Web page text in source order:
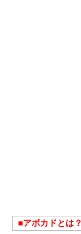
■アボカドとは？